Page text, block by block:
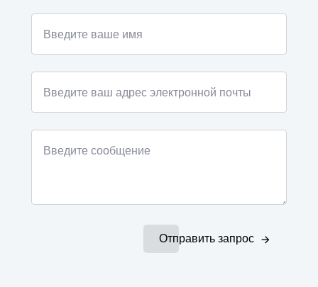
Отправить запрос